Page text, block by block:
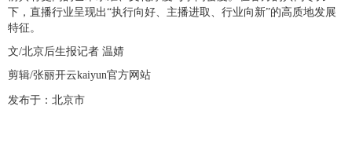
下，直播行业呈现出“执行向好、主播进取、行业向新”的高质地发展
特征。
文/北京后生报记者 温婧
剪辑/张丽开云kaiyun官方网站
发布于：北京市